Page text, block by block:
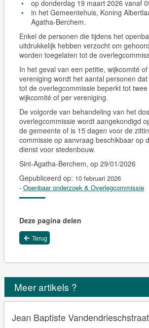
op donderdag 19 maart 2026 vanaf
in het Gemeentehuis, Koning
Agatha-Berchem.
Enkel de personen die tijdens het
uitdrukkelijk hebben verzocht om
worden toegelaten tot de
In het geval van een petitie, wijkcomité
vereniging wordt het aantal personen
tot de overlegcommissie beperkt tot
wijkcomité of per vereniging.
De volgorde van behandeling van het
overlegcommissie wordt aangekondigd
de gemeente of is 15 dagen voor de
commissie op aanvraag beschikbaar op
dienst voor stedenbouw.
Sint-Agatha-Berchem, op 29/01/2026
Gepubliceerd op: 10 februari 2026
- Openbaar onderzoek & Overlegcommissie
Deze pagina delen
Terug
Meer artikels ?
Jean Baptiste